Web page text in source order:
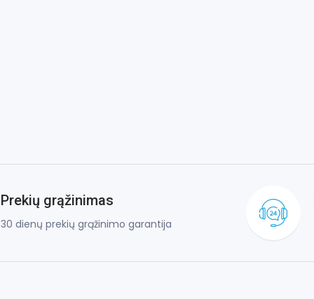
Prekių grąžinimas
30 dienų prekių grąžinimo garantija